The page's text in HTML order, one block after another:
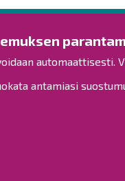
antamiasi
Ota
Yleinen palaute
Toimipisteet